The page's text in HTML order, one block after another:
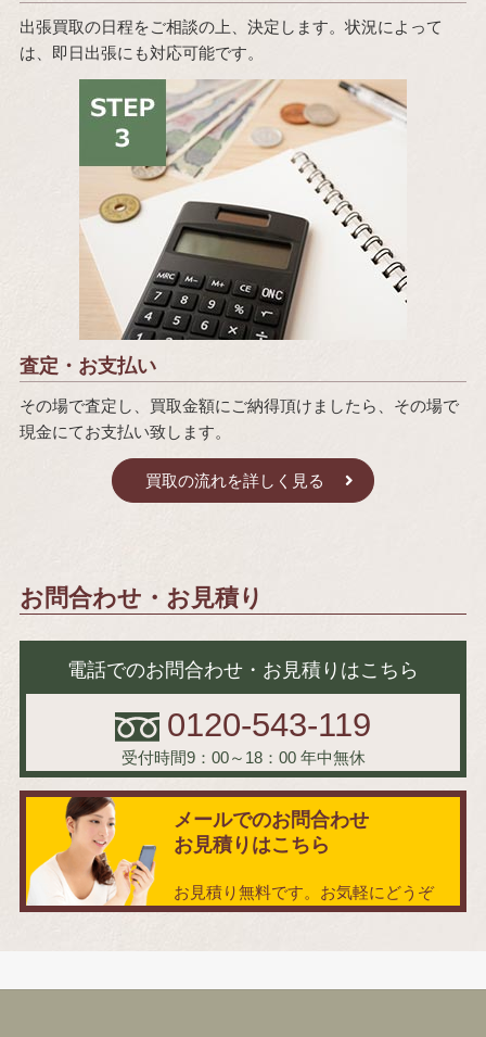
出張買取の日程をご相談の上、決定します。状況によって
は、即日出張にも対応可能です。
査定・お支払い
その場で査定し、買取金額にご納得頂けましたら、その場で
現金にてお支払い致します。
買取の流れを詳しく見る
お問合わせ・お見積り
電話でのお問合わせ・お見積りはこちら
0120-543-119
受付時間9：00～18：00 年中無休
メールでのお問合わせ
お見積りはこちら
お見積り無料です。お気軽にどうぞ